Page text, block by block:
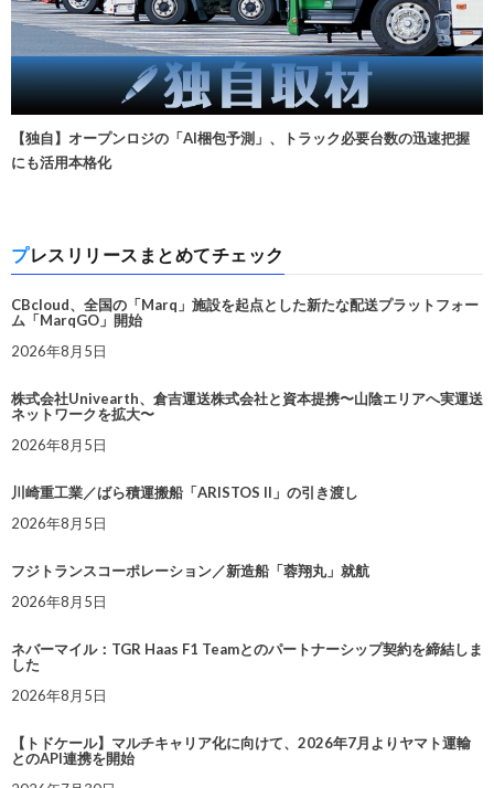
【独自】オープンロジの「AI梱包予測」、トラック必要台数の迅速把握
にも活用本格化
プレスリリースまとめてチェック
CBcloud、全国の「Marq」施設を起点とした新たな配送プラットフォー
ム「MarqGO」開始
2026年8月5日
株式会社Univearth、倉吉運送株式会社と資本提携〜山陰エリアへ実運送
ネットワークを拡大〜
2026年8月5日
川崎重工業／ばら積運搬船「ARISTOS II」の引き渡し
2026年8月5日
フジトランスコーポレーション／新造船「蓉翔丸」就航
2026年8月5日
ネバーマイル：TGR Haas F1 Teamとのパートナーシップ契約を締結しま
した
2026年8月5日
【トドケール】マルチキャリア化に向けて、2026年7月よりヤマト運輸
とのAPI連携を開始